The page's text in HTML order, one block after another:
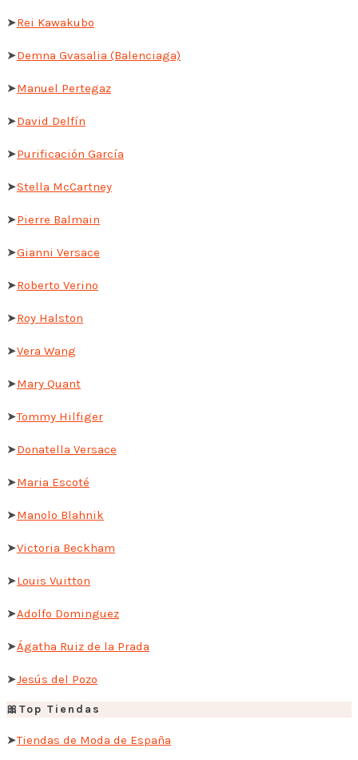
➤Rei Kawakubo
➤Demna Gvasalia (Balenciaga)
➤Manuel Pertegaz
➤David Delfín
➤Purificación García
➤Stella McCartney
➤Pierre Balmain
➤Gianni Versace
➤Roberto Verino
➤Roy Halston
➤Vera Wang
➤Mary Quant
➤Tommy Hilfiger
➤Donatella Versace
➤Maria Escoté
➤Manolo Blahnik
➤Victoria Beckham
➤Louis Vuitton
➤Adolfo Dominguez
➤Ágatha Ruiz de la Prada
➤Jesús del Pozo
🎀Top Tiendas
➤Tiendas de Moda de España